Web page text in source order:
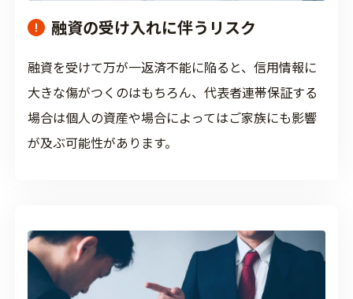
融資の受け入れに伴うリスク
融資を受けて万が一返済不能に陥ると、信用情報に
大きな傷がつくのはもちろん、代表者連帯保証する
場合は個人の資産や場合によってはご家族にも影響
が及ぶ可能性があります。